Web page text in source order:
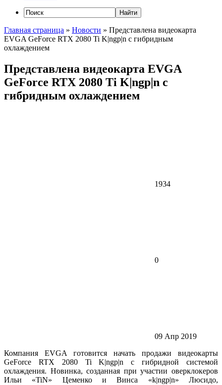
Главная страница » Новости » Представлена видеокарта
EVGA GeForce RTX 2080 Ti K|ngp|n с гибридным
охлаждением
Представлена видеокарта EVGA
GeForce RTX 2080 Ti K|ngp|n с
гибридным охлаждением
1934
0
09 Апр 2019
Компания EVGA готовится начать продажи видеокарты
GeForce RTX 2080 Ti K|ngp|n с гибридной системой
охлаждения. Новинка, созданная при участии оверклокеров
Ильи «TiN» Цеменко и Винса «k|ngp|n» Люсидо,